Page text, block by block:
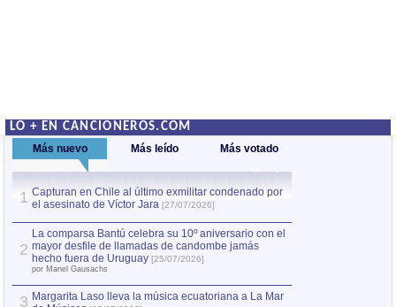
LO + EN CANCIONEROS.COM
Más nuevo Más leído Más votado
1 Capturan en Chile al último exmilitar condenado por
el asesinato de Víctor Jara [27/07/2026]
2
La comparsa Bantú celebra su 10º aniversario con el
mayor desfile de llamadas de candombe jamás
hecho fuera de Uruguay [25/07/2026]
por Manel Gausachs
3 Margarita Laso lleva la música ecuatoriana a La Mar